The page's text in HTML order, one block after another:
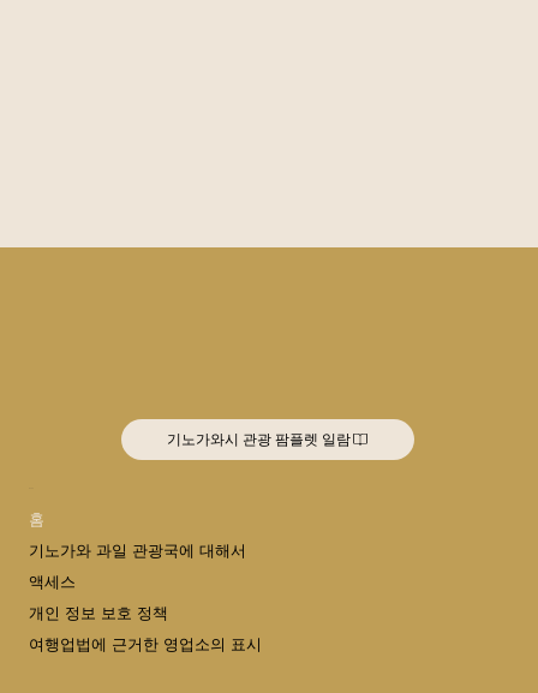
홈
기노가와 과일 관광국에 대해서
액세스
개인 정보 보호 정책
여행업법에 근거한 영업소의 표시
기노가와시 관광 팜플렛 일람